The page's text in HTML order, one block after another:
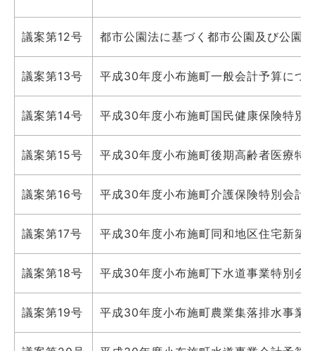
議案第12号 都市公園法に基づく都市公園及び公園
議案第13号 平成30年度小布施町一般会計予算につ
議案第14号 平成30年度小布施町国民健康保険特別
議案第15号 平成30年度小布施町後期高齢者医療特
議案第16号 平成30年度小布施町介護保険特別会計
議案第17号 平成30年度小布施町同和地区住宅新築
議案第18号 平成30年度小布施町下水道事業特別会
議案第19号 平成30年度小布施町農業集落排水事業